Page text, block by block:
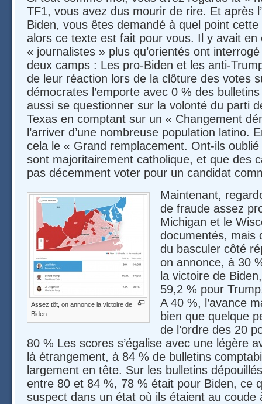
TF1, vous avez dus mourir de rire. Et après
Biden, vous êtes demandé à quel point
alors ce texte est fait pour vous. Il y avait
« journalistes » plus qu’orientés ont
deux camps : Les pro-Biden et les anti-
de leur réaction lors de la clôture des votes
démocrates l’emporte avec 0 % des
aussi se questionner sur la volonté du parti
Texas en comptant sur un « Changement
l’arriver d’une nombreuse population latino.
cela le « Grand remplacement. Ont-ils
sont majoritairement catholique, et que des
pas décemment voter pour un candidat
Assez tôt, on annonce la victoire de
Biden
Maintenant,
de fraude assez
Michigan et le
documentés, mais
du basculer côté
on annonce, à 30
la victoire de
59,2 % pour
A 40 %, l’avance
bien que quelque
de l’ordre des 20
80 % Les scores s’égalise avec une légère
là étrangement, à 84 % de bulletins
largement en tête. Sur les bulletins
entre 80 et 84 %, 78 % était pour Biden, ce
suspect dans un état où ils étaient au coude